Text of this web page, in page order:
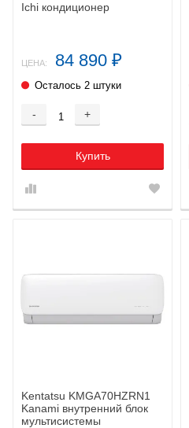
Ichi кондиционер
ЦЕНА: 84 890 ₽
Осталось 2 штуки
- +
Купить
Kentatsu KMGA70HZRN1
Kanami внутренний блок
мультисистемы